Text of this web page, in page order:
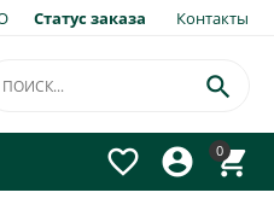
Статус заказа Контакты
0




×
3 штуки) ЗМЗ 409 /